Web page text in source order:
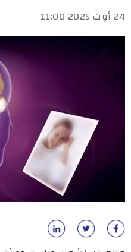
24 أوت 2025 11:00